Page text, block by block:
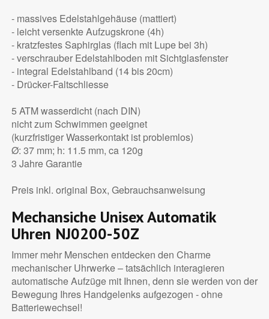
- massives Edelstahlgehäuse (mattiert)
- leicht versenkte Aufzugskrone (4h)
- kratzfestes Saphirglas (flach mit Lupe bei 3h)
- verschrauber Edelstahlboden mit Sichtglasfenster
- integral Edelstahlband (14 bis 20cm)
- Drücker-Faltschliesse
5 ATM wasserdicht (nach DIN)
nicht zum Schwimmen geeignet
(kurzfristiger Wasserkontakt ist problemlos)
Ø: 37 mm; h: 11.5 mm, ca 120g
3 Jahre Garantie
Preis inkl. original Box, Gebrauchsanweisung
Mechansiche Unisex Automatik
Uhren NJ0200-50Z
Immer mehr Menschen entdecken den Charme
mechanischer Uhrwerke – tatsächlich interagieren
automatische Aufzüge mit Ihnen, denn sie werden von der
Bewegung Ihres Handgelenks aufgezogen - ohne
Batteriewechsel!